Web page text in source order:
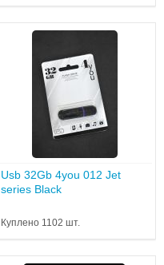
Usb 32Gb 4you 012 Jet
series Black
Куплено 1102 шт.